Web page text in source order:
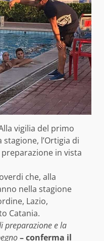
vigilia del primo
l’Ortigia di
in vista
che, alla
nella stagione
Lazio,
Catania.
preparazione e la
– conferma il